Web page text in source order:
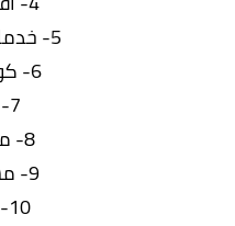
5- خدمات معاونة
6- كول سنتر
7- سيلز
8- مدرسين
9- مشرفيين
10- فنيين